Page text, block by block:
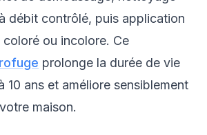
débit contrôlé, puis application
ou incolore. Ce
prolonge la durée de vie
10 ans et améliore sensiblement
maison.